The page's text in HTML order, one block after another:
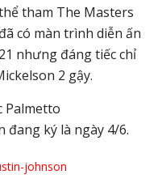
tham The Masters
có màn trình diễn ấn
nhưng đáng tiếc chỉ
2 gậy.
Palmetto
đang ký là ngày 4/6.
johnson